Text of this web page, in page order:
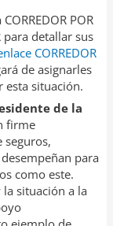
POR
para detallar sus
CORREDOR
de asignarles
esta situación.
de la
firme
para
como este.
situación a la